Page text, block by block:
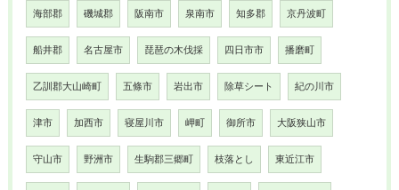
海部郡 磯城郡 阪南市 泉南市 知多郡 京丹波町
船井郡 名古屋市 琵琶の木伐採 四日市市 播磨町
乙訓郡大山崎町 五條市 岩出市 除草シート 紀の川市
津市 加西市 寝屋川市 岬町 御所市 大阪狭山市
守山市 野洲市 生駒郡三郷町 枝落とし 東近江市